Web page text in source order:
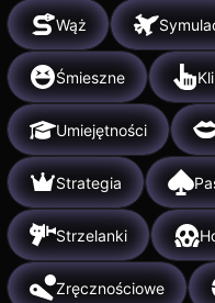
Wąż
Śmieszne
Umiejętności
Strategia
Strzelanki
Zręcznościowe